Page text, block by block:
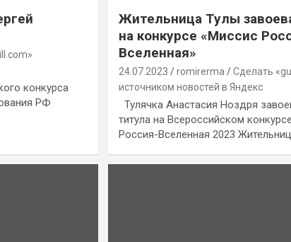
конкурса
РФ
Жительница Тулы
на конкурсе «Миссис
Вселенная»
24.07.2023 romirerma
Сделать
источником новостей в Яндекс
Тулячка Анастасия Ноздря
титула на Всероссийском
Россия-Вселенная 2023